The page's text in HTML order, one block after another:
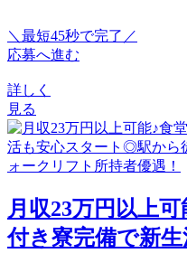
＼最短45秒で完了／
応募へ進む
詳しく
見る
月収23万円以上
付き寮完備で新